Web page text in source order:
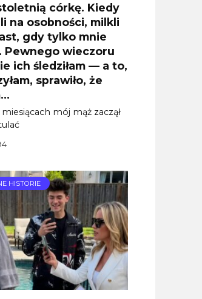
córkę. Kiedy
na osobności, milkli
gdy tylko mnie
Pewnego wieczoru
ich śledziłam — a to,
sprawiło, że
mój mąż zaczął
HISTORIE